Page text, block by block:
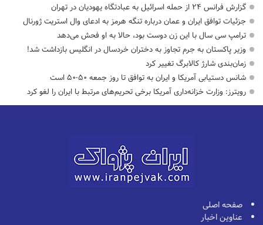
گزارش فرانس ۲۴ از حمله اسرائیل به عبادتگاه یهودیان در تهران
جزئیات توافق ایران و عمان درباره تنگه هرمز به ادعای وال استریت ژورنال
ترامپ سی سال با این زن دوست بود، حالا به او فحش می‌دهد
وزیر پاکستان به جرم تجاوز به دختران خردسال در انگلیس بازداشت شد!
زمان‌بندی شارژ کالابرگ تغییر کرد
شانس دستیابی آمریکا و ایران به توافق تا روز جمعه ۵۰-۵۰ است
رویترز: وزارت خزانه‌داری آمریکا برخی تحریم‌های مرتبط با ایران را لغو کرد
صفحه اصلی
عناوین اخبار